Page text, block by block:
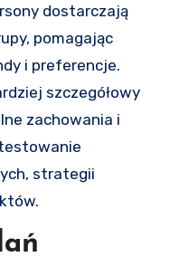
dostarczają
pomagając
i preferencje.
szczegółowy
zachowania i
strategii